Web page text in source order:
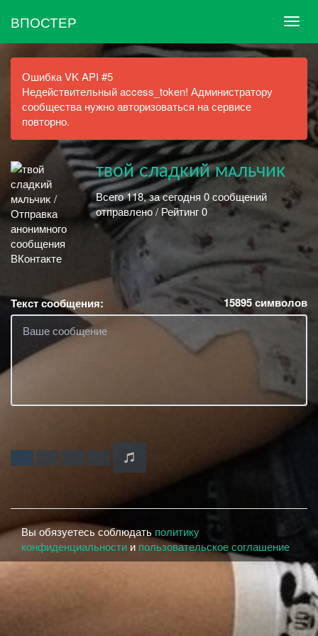
ВПОСТЕР
Ошибка VK API #5
Недействительный access_token! Администратору
сообщества нужно авторизоваться на сервисе
повторно.
ᴛʙой ᴄладᴋий ᴍᴀльчиᴋ
Всего 118, за сегодня 0 сообщений
отправлено / Рейтинг 0
Текст сообщения: 15895символов
Вы обязуетесь соблюдать политику
конфиденциальности и пользовательское соглашение